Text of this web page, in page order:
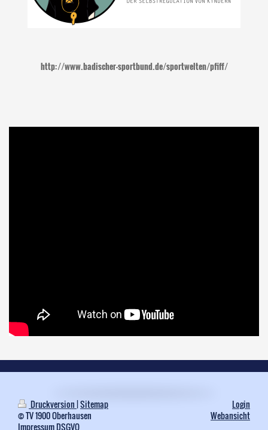
http://www.badischer-sportbund.de/sportwelten/pfiff/
Druckversion |Sitemap
© TV 1900 Oberhausen
ImpressumDSGVO
Login
Webansicht